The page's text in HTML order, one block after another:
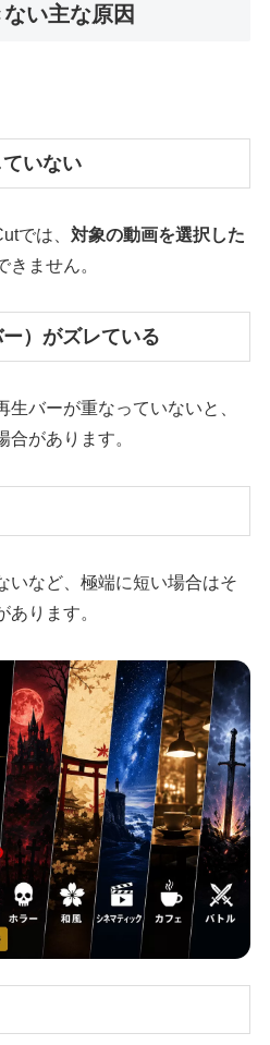
い主な原因
いない
では、対象の動画を選択した
きません。
）がズレている
バーが重なっていないと、
合があります。
いなど、極端に短い場合はそ
あります。